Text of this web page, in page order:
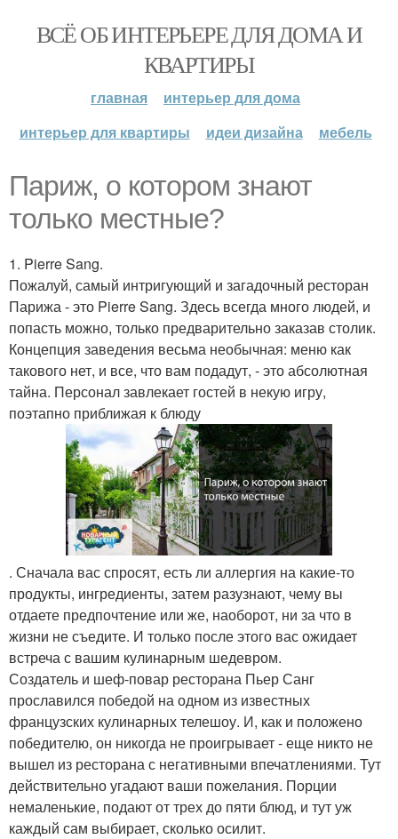
ВСЁ ОБ ИНТЕРЬЕРЕ ДЛЯ ДОМА И
КВАРТИРЫ
главная
интерьер для дома
интерьер для квартиры
идеи дизайна мебель
Париж, о котором знают
только местные?
1. Pierre Sang.
Пожалуй, самый интригующий и загадочный ресторан
Парижа - это Pierre Sang. Здесь всегда много людей, и
попасть можно, только предварительно заказав столик.
Концепция заведения весьма необычная: меню как
такового нет, и все, что вам подадут, - это абсолютная
тайна. Персонал завлекает гостей в некую игру,
поэтапно приближая к блюду
. Сначала вас спросят, есть ли аллергия на какие-то
продукты, ингредиенты, затем разузнают, чему вы
отдаете предпочтение или же, наоборот, ни за что в
жизни не съедите. И только после этого вас ожидает
встреча с вашим кулинарным шедевром.
Создатель и шеф-повар ресторана Пьер Санг
прославился победой на одном из известных
французских кулинарных телешоу. И, как и положено
победителю, он никогда не проигрывает - еще никто не
вышел из ресторана с негативными впечатлениями. Тут
действительно угадают ваши пожелания. Порции
немаленькие, подают от трех до пяти блюд, и тут уж
каждый сам выбирает, сколько осилит.